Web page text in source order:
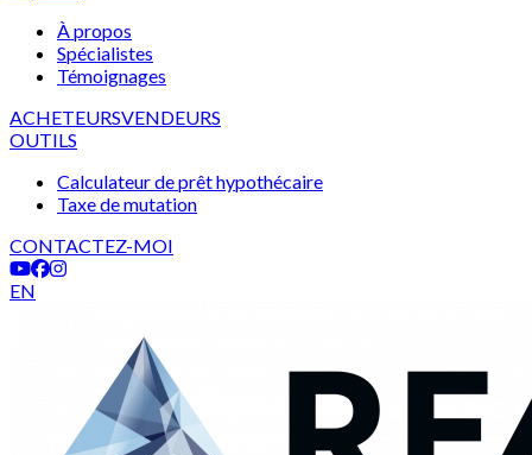
À propos
Spécialistes
Témoignages
ACHETEURSVENDEURS
OUTILS
Calculateur de prêt hypothécaire
Taxe de mutation
CONTACTEZ-MOI
EN